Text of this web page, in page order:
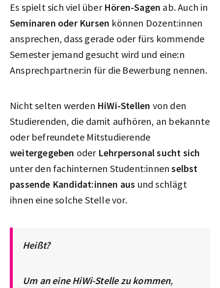
Es spielt sich viel über Hören-Sagen ab. Auch in
Seminaren oder Kursen können Dozent:innen
ansprechen, dass gerade oder fürs kommende
Semester jemand gesucht wird und eine:n
Ansprechpartner:in für die Bewerbung nennen.
Nicht selten werden HiWi-Stellen von den
Studierenden, die damit aufhören, an bekannte
oder befreundete Mitstudierende
weitergegeben oder Lehrpersonal sucht sich
unter den fachinternen Student:innenselbst
passende Kandidat:innen aus und schlägt
ihnen eine solche Stelle vor.
Heißt?
Um an eine HiWi-Stelle zu kommen,